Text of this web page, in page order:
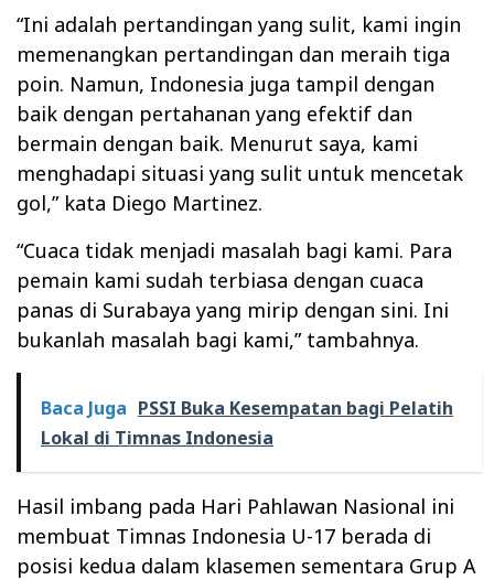
“Ini adalah pertandingan yang sulit, kami ingin
memenangkan pertandingan dan meraih tiga
poin. Namun, Indonesia juga tampil dengan
baik dengan pertahanan yang efektif dan
bermain dengan baik. Menurut saya, kami
menghadapi situasi yang sulit untuk mencetak
gol,” kata Diego Martinez.
“Cuaca tidak menjadi masalah bagi kami. Para
pemain kami sudah terbiasa dengan cuaca
panas di Surabaya yang mirip dengan sini. Ini
bukanlah masalah bagi kami,” tambahnya.
Baca Juga PSSI Buka Kesempatan bagi Pelatih
Lokal di Timnas Indonesia
Hasil imbang pada Hari Pahlawan Nasional ini
membuat Timnas Indonesia U-17 berada di
posisi kedua dalam klasemen sementara Grup A